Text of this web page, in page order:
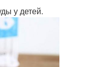
у детей.